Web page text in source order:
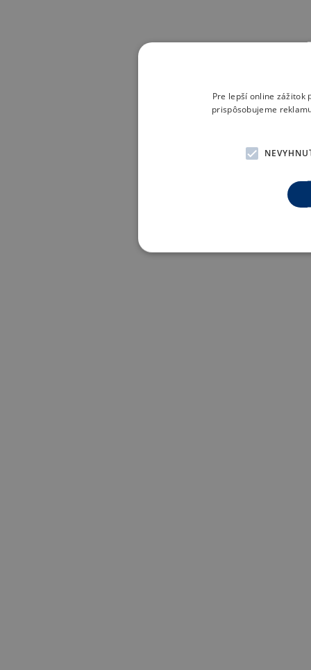
Pre lepší online zážitok
prispôsobujeme